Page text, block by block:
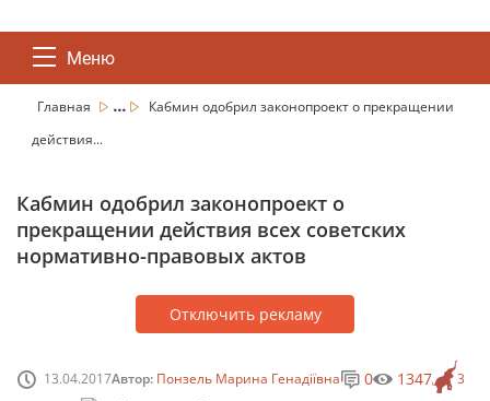
Меню
Главная ...
Кабмин одобрил законопроект о прекращении
действия...
Кабмин одобрил законопроект о
прекращении действия всех советских
нормативно-правовых актов
Отключить рекламу
13.04.2017Автор: Понзель Марина Генадіївна 3
0 1347